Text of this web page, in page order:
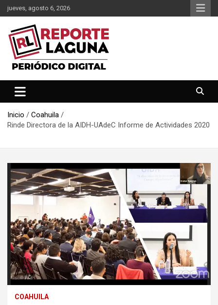
Saltar
al
contenido
jueves, agosto 6, 2026
Reporte Laguna
Inicio
Coahuila
Rinde Directora de la AIDH-UAdeC Informe de Actividades 2020
COAHUILA